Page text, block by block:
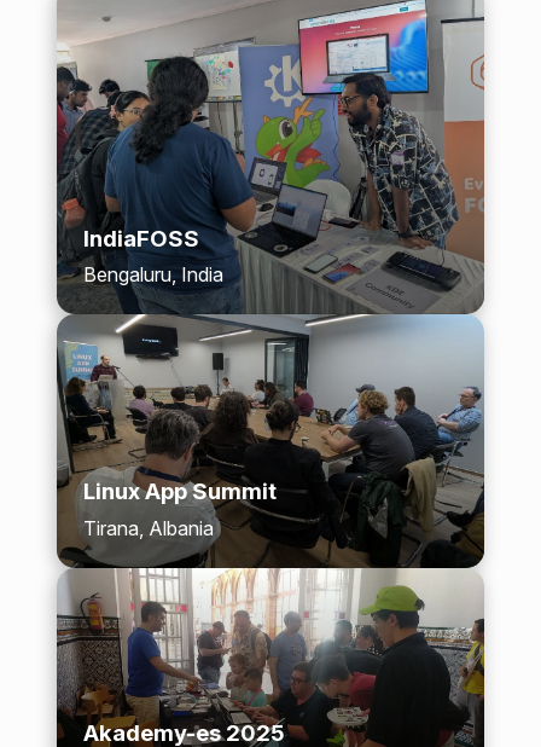
IndiaFOSS
Bengaluru, India
Linux App Summit
Tirana, Albania
Akademy-es 2025